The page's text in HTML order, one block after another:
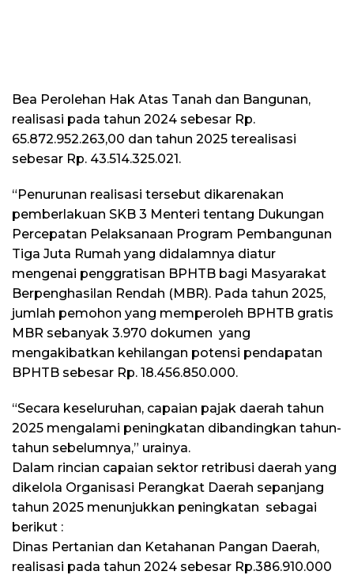
Bea Perolehan Hak Atas Tanah dan Bangunan,
realisasi pada tahun 2024 sebesar Rp.
65.872.952.263,00 dan tahun 2025 terealisasi
sebesar Rp. 43.514.325.021.
“Penurunan realisasi tersebut dikarenakan
pemberlakuan SKB 3 Menteri tentang Dukungan
Percepatan Pelaksanaan Program Pembangunan
Tiga Juta Rumah yang didalamnya diatur
mengenai penggratisan BPHTB bagi Masyarakat
Berpenghasilan Rendah (MBR). Pada tahun 2025,
jumlah pemohon yang memperoleh BPHTB gratis
MBR sebanyak 3.970 dokumen yang
mengakibatkan kehilangan potensi pendapatan
BPHTB sebesar Rp. 18.456.850.000.
“Secara keseluruhan, capaian pajak daerah tahun
2025 mengalami peningkatan dibandingkan tahun-
tahun sebelumnya,” urainya.
Dalam rincian capaian sektor retribusi daerah yang
dikelola Organisasi Perangkat Daerah sepanjang
tahun 2025 menunjukkan peningkatan sebagai
berikut :
Dinas Pertanian dan Ketahanan Pangan Daerah,
realisasi pada tahun 2024 sebesar Rp.386.910.000